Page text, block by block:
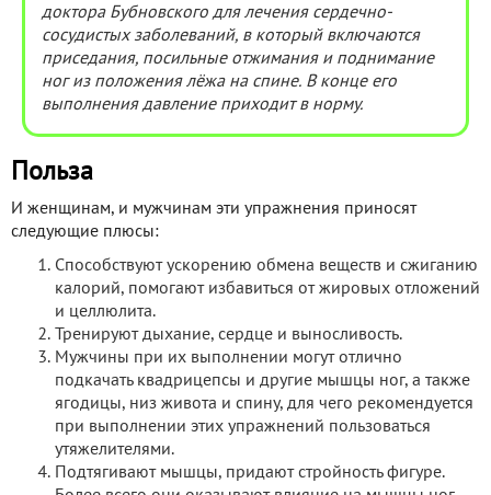
доктора Бубновского для лечения сердечно-
сосудистых заболеваний, в который включаются
приседания, посильные отжимания и поднимание
ног из положения лёжа на спине. В конце его
выполнения давление приходит в норму.
Польза
И женщинам, и мужчинам эти упражнения приносят
следующие плюсы:
Способствуют ускорению обмена веществ и сжиганию
калорий, помогают избавиться от жировых отложений
и целлюлита.
Тренируют дыхание, сердце и выносливость.
Мужчины при их выполнении могут отлично
подкачать квадрицепсы и другие мышцы ног, а также
ягодицы, низ живота и спину, для чего рекомендуется
при выполнении этих упражнений пользоваться
утяжелителями.
Подтягивают мышцы, придают стройность фигуре.